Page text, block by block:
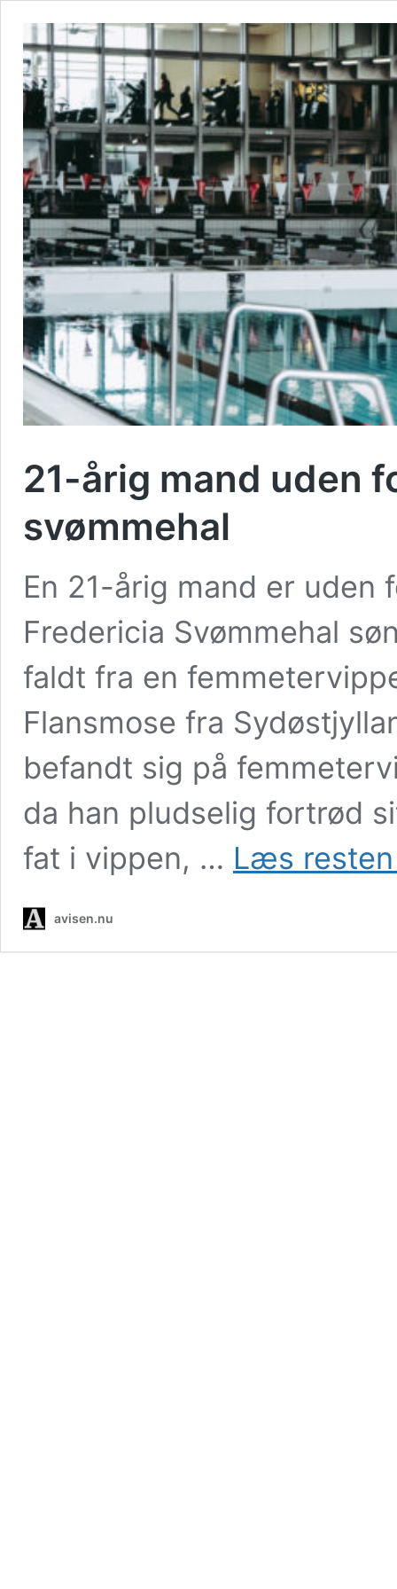
21-årig mand uden
svømmehal
En 21-årig mand er uden
Fredericia Svømmehal
faldt fra en
Flansmose fra
befandt sig på
da han pludselig fortrød
fat i vippen, … Læs
avisen.nu